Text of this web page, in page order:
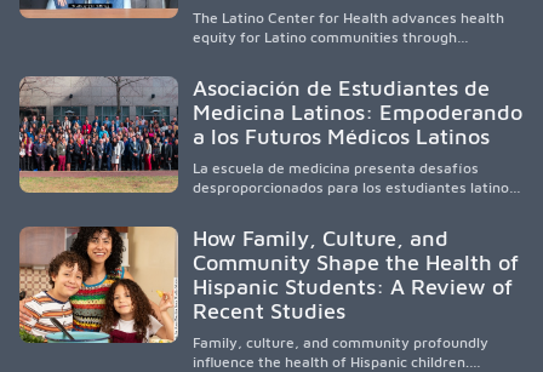
The Latino Center for Health advances health
equity for Latino communities through
academic partnerships. By expanding culturally
responsive care and training diverse health
professionals, it addresses persistent
and the broader WWAMI region.
Asociación de Estudiantes de
Medicina Latinos: Empoderando
a los Futuros Médicos Latinos
La escuela de medicina presenta desafíos
desproporcionados para los estudiantes latinos
orientar, educar y defender a los futuros
médicos, reducir las inequidades en la medicina
y fortalecer una atención de la salud
culturalmente sensible mediante el desarrollo
de liderazgo, el servicio, la investigación y la
participación en políticas públicas.
How Family, Culture, and
Community Shape the Health of
Hispanic Students: A Review of
Recent Studies
Family, culture, and community profoundly
influence the health of Hispanic children.